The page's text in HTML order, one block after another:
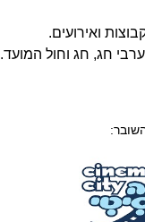
ואירועים.
חג, חג וחול המועד.